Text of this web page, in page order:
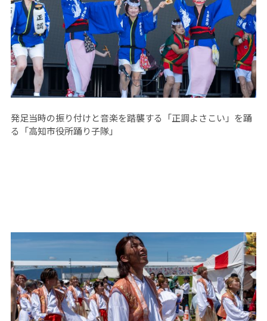
発足当時の振り付けと音楽を踏襲する「正調よさこい」を踊
る「高知市役所踊り子隊」